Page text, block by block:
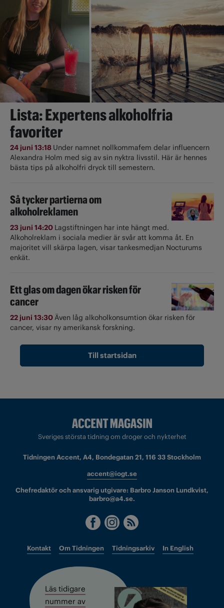
Lista: Expertens alkoholfria
favoriter
24 juni 13:18 Under namnet nollkommafem delar influencern
Alexandra Holm med sig av sin nyktra livsstil. Här är hennes
bästa tips på alkoholfri dryck till semestern.
Så tycker partierna om
alkoholreklamen
23 juni 14:20 Lagstiftningen har inte hängt med.
Alkoholreklam i sociala medier är svår att komma åt. En
majoritet vill skärpa lagen, visar tankesmedjan Nocturums
enkät.
Ett glas om dagen ökar risken för
cancer
22 juni 13:30Även låg alkoholkonsumtion ökar risken för
cancer, visar ny amerikansk forskning.
Till startsidan
Sveriges största tidning om droger och nykterhet
Tidningen Accent, A4, Bondegatan 21, 116 33 Stockholm
accent@iogt.se
Chefredaktör och ansvarig utgivare: Barbro Janson Lundkvist,
barbro@a4.se.
Kontakt Om Tidningen Tidningsarkiv In English
Läs tidigare
nummer av